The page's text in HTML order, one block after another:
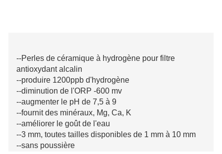
--Perles de céramique à hydrogène pour filtre
antioxydant alcalin
--produire 1200ppb d'hydrogène
--diminution de l'ORP -600 mv
--augmenter le pH de 7,5 à 9
--fournit des minéraux, Mg, Ca, K
--améliorer le goût de l'eau
--3 mm, toutes tailles disponibles de 1 mm à 10 mm
--sans poussière